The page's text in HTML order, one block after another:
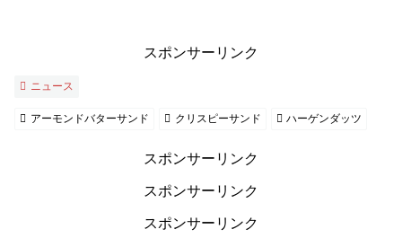
スポンサーリンク
ニュース
アーモンドバターサンド クリスピーサンド ハーゲンダッツ
スポンサーリンク
スポンサーリンク
スポンサーリンク